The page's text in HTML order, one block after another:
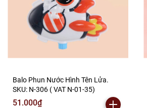
Balo Phun Nước Hình Tên Lửa.
SKU: N-306 ( VAT N-01-35)
51.000₫